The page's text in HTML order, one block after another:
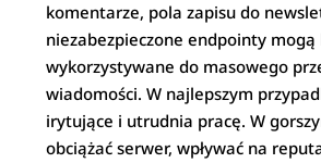
komentarze, pola zapisu do
niezabezpieczone endpointy mogą
wykorzystywane do masowego
wiadomości. W najlepszym
irytujące i utrudnia pracę. W
obciążać serwer, wpływać na